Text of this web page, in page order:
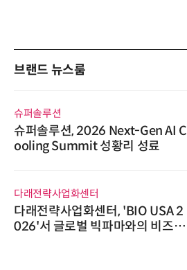
브랜드 뉴스룸
슈퍼솔루션
슈퍼솔루션, 2026 Next-Gen AI C
ooling Summit 성황리 성료
다래전략사업화센터
다래전략사업화센터, 'BIO USA 2
026'서 글로벌 빅파마와의 비즈니